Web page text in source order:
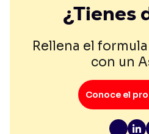
¿Tienes
Rellena el
con un
Conoce el